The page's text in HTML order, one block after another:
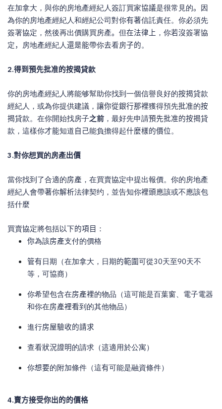
在加拿大，與你的房地產經紀人簽訂買家協議是很常見的。 因
為你的房地產經紀人和經紀公司對你有著信託責任。你必須先
簽署協定，然後再出價購買房產。 但在法律上 ，你若沒簽署協
定， 房地產經紀人還是能帶你去看房子的。
2.得到預先批准的按揭貸款
你的房地產經紀人將能够幫助你找到一個信譽良好的按揭貸款
經紀人，或為你提供建議， 讓你從銀行那裡獲得預先批准的按
揭貸款。在你開始找房子之前 ，最好先申請預先批准的按揭貸
款，這樣你才能知道自己能負擔得起什麼樣的價位。
3.對你想買的房產出價
當你找到了合適的房產 ，在買賣協定中提出報價。你的房地產
經紀人會帶著你解析法律契约，並告知你裡頭應該或不應該包
括什麼
買賣協定將包括以下的項目 ：
你為該房產支付的價格
管有日期（在加拿大，日期的範圍可從30天至90天不
等，可協商）
你希望包含在房產裡的物品（這可能是百葉窗、電子電器
和你在房產裡看到的其他物品）
進行房屋驗收的請求
查看狀況證明的請求（這適用於公寓）
你想要的附加條件（這有可能是融資條件）
4.賣方接受你出的的價格